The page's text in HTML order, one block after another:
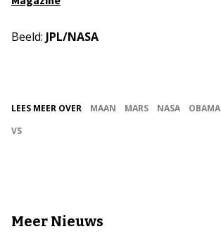
Beeld: JPL/NASA
LEES MEER OVER MAAN MARS NASA OBAMA
VS
Meer Nieuws